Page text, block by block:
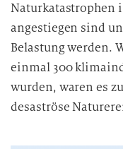
Naturkatastrophen
angestiegen sind
Belastung werden.
einmal 300
wurden, waren es
desaströse